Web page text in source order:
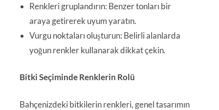
Renkleri gruplandırın: Benzer tonları bir
araya getirerek uyum yaratın.
Vurgu noktaları oluşturun: Belirli alanlarda
yoğun renkler kullanarak dikkat çekin.
Bitki Seçiminde Renklerin Rolü
Bahçenizdeki bitkilerin renkleri, genel tasarımın